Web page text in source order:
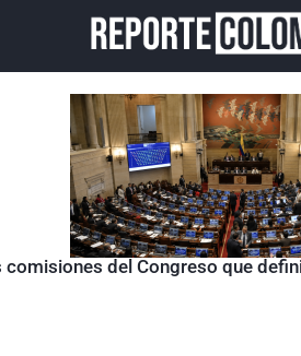
del Congreso que